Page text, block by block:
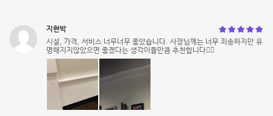
지현박
시설, 가격, 서비스 너무너무 좋았습니다. 사장님께는 너무 죄송하지만 유
명해지지않았으면 좋겠다는 생각이들만큼 추천합니다👍🏻